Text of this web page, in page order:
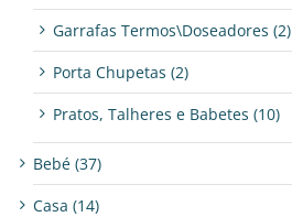
Garrafas Termos\Doseadores (2)
Porta Chupetas (2)
Pratos, Talheres e Babetes (10)
Bebé (37)
Casa (14)